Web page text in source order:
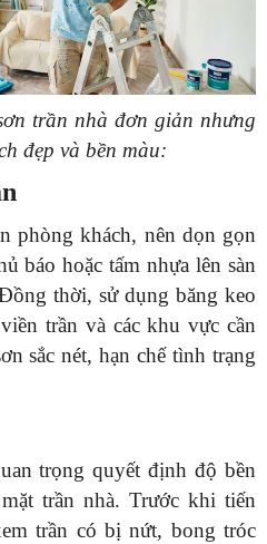
trần nhà đơn giản nhưng
đẹp và bền màu:
phòng khách, nên dọn gọn
báo hoặc tấm nhựa lên sàn
thời, sử dụng băng keo
trần và các khu vực cần
sắc nét, hạn chế tình trạng
trọng quyết định độ bền
trần nhà. Trước khi tiến
trần có bị nứt, bong tróc